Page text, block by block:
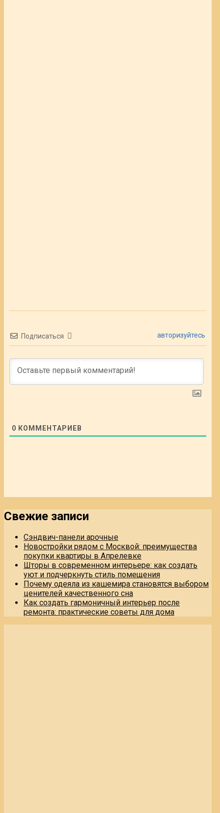
Подписаться авторизуйтесь
0 КОММЕНТАРИЕВ
Свежие записи
Сэндвич-панели арочные
Новостройки рядом с Москвой: преимущества
покупки квартиры в Апрелевке
Шторы в современном интерьере: как создать
уют и подчеркнуть стиль помещения
Почему одеяла из кашемира становятся выбором
ценителей качественного сна
Как создать гармоничный интерьер после
ремонта: практические советы для дома